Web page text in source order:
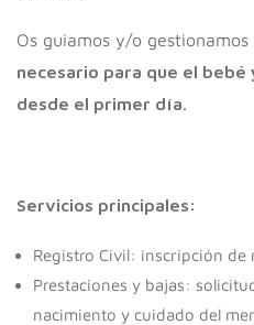
Os guiamos y/o
necesario para que el bebé
desde el primer día.
Servicios principales:
Registro Civil: inscripción
Prestaciones y bajas:
nacimiento y cuidado del